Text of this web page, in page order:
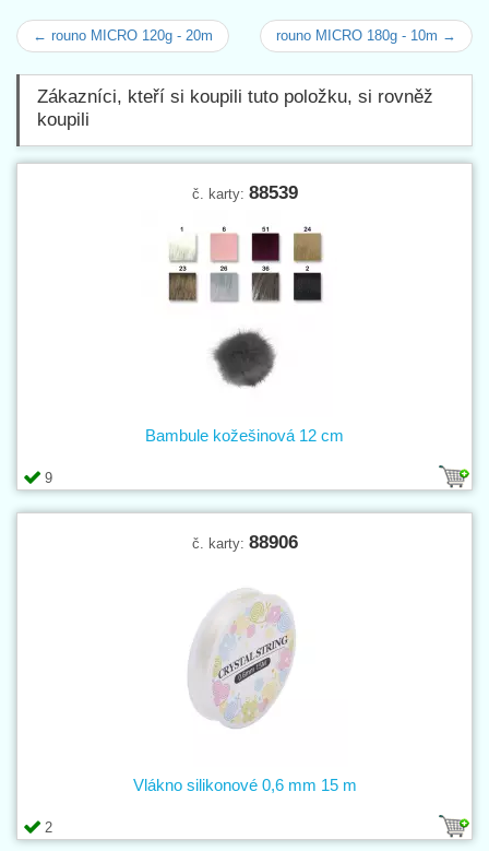
← rouno MICRO 120g - 20m rouno MICRO 180g - 10m →
Zákazníci, kteří si koupili tuto položku, si rovněž
koupili
č. karty: 88539
9
Bambule kožešinová 12 cm
č. karty: 88906
2
Vlákno silikonové 0,6 mm 15 m